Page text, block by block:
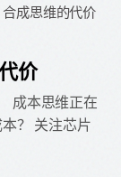
成思维的代价
价
成本思维正在
？ 关注芯片